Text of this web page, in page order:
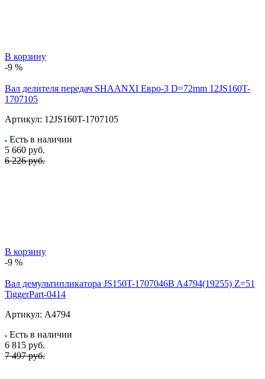
В корзину
-9 %
Вал делителя передач SHAANXI Евро-3 D=72mm 12JS160T-
1707105
Артикул: 12JS160T-1707105
Есть в наличии
5 660 руб.
6 226 руб.
В корзину
-9 %
Вал демультипликатора JS150T-1707046B A4794(19255) Z=51
TiggerPart-0414
Артикул: A4794
Есть в наличии
6 815 руб.
7 497 руб.